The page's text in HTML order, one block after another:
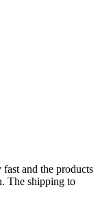
and the products
The shipping to